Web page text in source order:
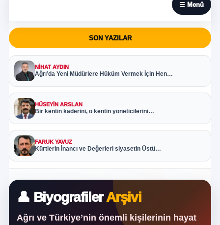
☰ Menü
SON YAZILAR
NIHAT AYDIN
Ağrı’da Yeni Müdürlere Hüküm Vermek İçin Hen…
HÜSEYIN ARSLAN
Bir kentin kaderini, o kentin yöneticilerini…
FARUK YAVUZ
Kürtlerin İnancı ve Değerleri siyasetin Üstü…
👤 BiyografilerArşivi
Ağrı ve Türkiye’nin önemli kişilerinin hayat